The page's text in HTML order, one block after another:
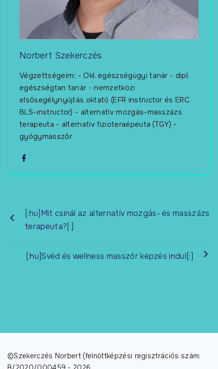
Norbert Szekerczés
Végzettségeim: - Okl. egészségügyi tanár - dipl.
egészségtan tanár - nemzetközi
elsősegélynyújtás oktató (EFR instructor és ERC
BLS-instructor) - alternatív mozgás-masszázs
terapeuta - alternatív fizioteraépeuta (TGY) -
gyógymasszőr
[:hu]Mit csinál az alternatív mozgás- és masszázs
terapeuta?[:]
[:hu]Svéd és wellness masszőr képzés indul[:]
©Szekerczés Norbert (felnőttképzési regisztrációs szám: